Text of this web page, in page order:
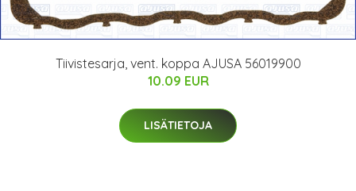
Tiivistesarja, vent. koppa AJUSA 56019900
10.09 EUR
LISÄTIETOJA